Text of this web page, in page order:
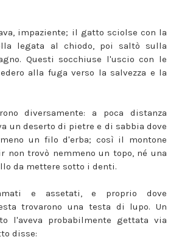
impaziente; il gatto sciolse con la
legata al chiodo, poi saltò sulla
Questi socchiuse l'uscio con le
alla fuga verso la salvezza e la
diversamente: a poca distanza
un deserto di pietre e di sabbia dove
un filo d'erba; così il montone
non trovò nemmeno un topo, né una
da mettere sotto i denti.
e assetati, e proprio dove
trovarono una testa di lupo. Un
l'aveva probabilmente gettata via
disse: